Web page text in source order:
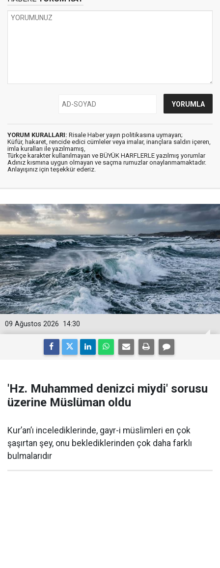
YORUM KURALLARI: Risale Haber yayın politikasına uymayan;
Küfür, hakaret, rencide edici cümleler veya imalar, inançlara saldırı içeren,
imla kuralları ile yazılmamış,
Türkçe karakter kullanılmayan ve BÜYÜK HARFLERLE yazılmış yorumlar
Adınız kısmına uygun olmayan ve saçma rumuzlar onaylanmamaktadır.
Anlayışınız için teşekkür ederiz.
14:30
09 Ağustos 2026
'Hz. Muhammed denizci miydi' sorusu
üzerine Müslüman oldu
Kur’an’ı incelediklerinde, gayr-i müslimleri en çok
şaşırtan şey, onu beklediklerinden çok daha farklı
bulmalarıdır